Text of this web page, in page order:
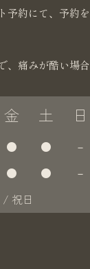
予約にて、予約を
、痛みが酷い場合
金 土
日
● ● －
● ●
－
祝日